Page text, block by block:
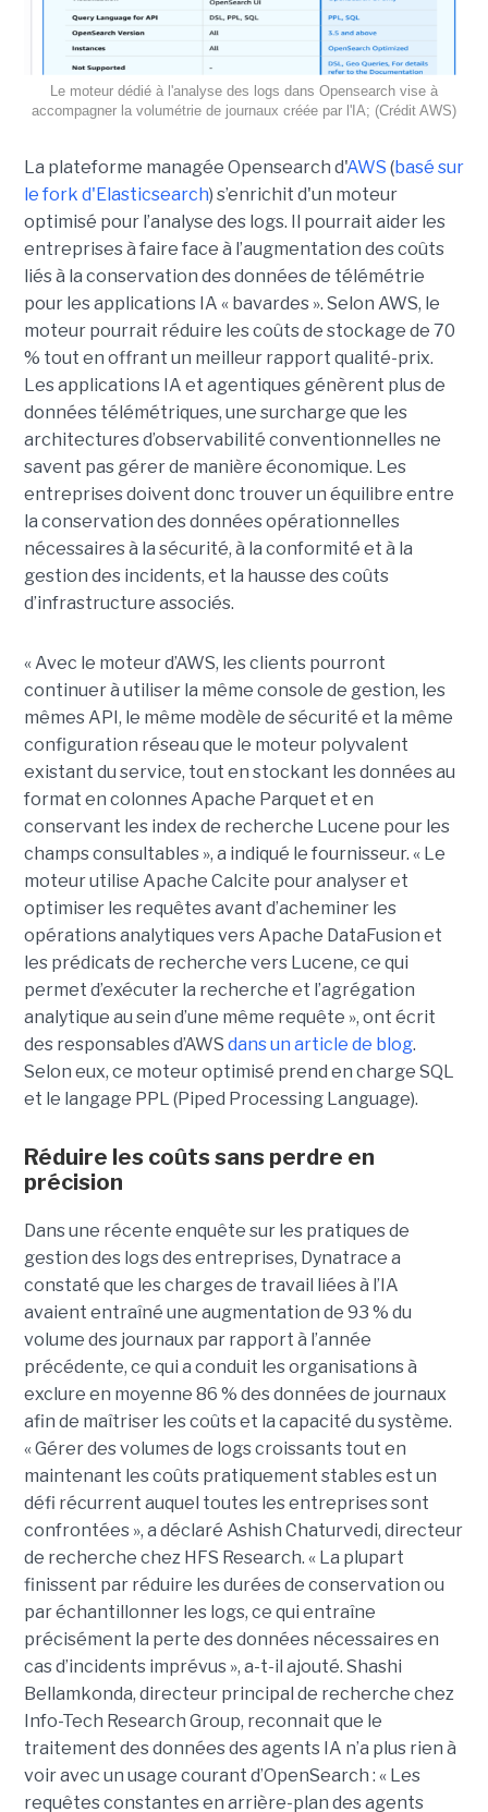
Le moteur dédié à l'analyse des logs dans Opensearch vise à
accompagner la volumétrie de journaux créée par l'IA; (Crédit AWS)
La plateforme managée Opensearch d'AWS (basé sur
le fork d'Elasticsearch) s’enrichit d'un moteur
optimisé pour l’analyse des logs. Il pourrait aider les
entreprises à faire face à l’augmentation des coûts
liés à la conservation des données de télémétrie
pour les applications IA « bavardes ». Selon AWS, le
moteur pourrait réduire les coûts de stockage de 70
% tout en offrant un meilleur rapport qualité-prix.
Les applications IA et agentiques génèrent plus de
données télémétriques, une surcharge que les
architectures d’observabilité conventionnelles ne
savent pas gérer de manière économique. Les
entreprises doivent donc trouver un équilibre entre
la conservation des données opérationnelles
nécessaires à la sécurité, à la conformité et à la
gestion des incidents, et la hausse des coûts
d’infrastructure associés.
« Avec le moteur d’AWS, les clients pourront
continuer à utiliser la même console de gestion, les
mêmes API, le même modèle de sécurité et la même
configuration réseau que le moteur polyvalent
existant du service, tout en stockant les données au
format en colonnes Apache Parquet et en
conservant les index de recherche Lucene pour les
champs consultables », a indiqué le fournisseur. « Le
moteur utilise Apache Calcite pour analyser et
optimiser les requêtes avant d’acheminer les
opérations analytiques vers Apache DataFusion et
les prédicats de recherche vers Lucene, ce qui
permet d’exécuter la recherche et l’agrégation
analytique au sein d’une même requête », ont écrit
des responsables d’AWS dans un article de blog.
Selon eux, ce moteur optimisé prend en charge SQL
et le langage PPL (Piped Processing Language).
Réduire les coûts sans perdre en
précision
Dans une récente enquête sur les pratiques de
gestion des logs des entreprises, Dynatrace a
constaté que les charges de travail liées à l’IA
avaient entraîné une augmentation de 93 % du
volume des journaux par rapport à l’année
précédente, ce qui a conduit les organisations à
exclure en moyenne 86 % des données de journaux
afin de maîtriser les coûts et la capacité du système.
« Gérer des volumes de logs croissants tout en
maintenant les coûts pratiquement stables est un
défi récurrent auquel toutes les entreprises sont
confrontées », a déclaré Ashish Chaturvedi, directeur
de recherche chez HFS Research. « La plupart
finissent par réduire les durées de conservation ou
par échantillonner les logs, ce qui entraîne
précisément la perte des données nécessaires en
cas d’incidents imprévus », a-t-il ajouté. Shashi
Bellamkonda, directeur principal de recherche chez
Info-Tech Research Group, reconnait que le
traitement des données des agents IA n’a plus rien à
voir avec un usage courant d’OpenSearch : « Les
requêtes constantes en arrière-plan des agents